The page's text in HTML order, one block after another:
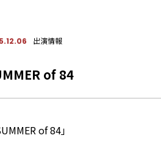
出演情報
of 84
of 84」